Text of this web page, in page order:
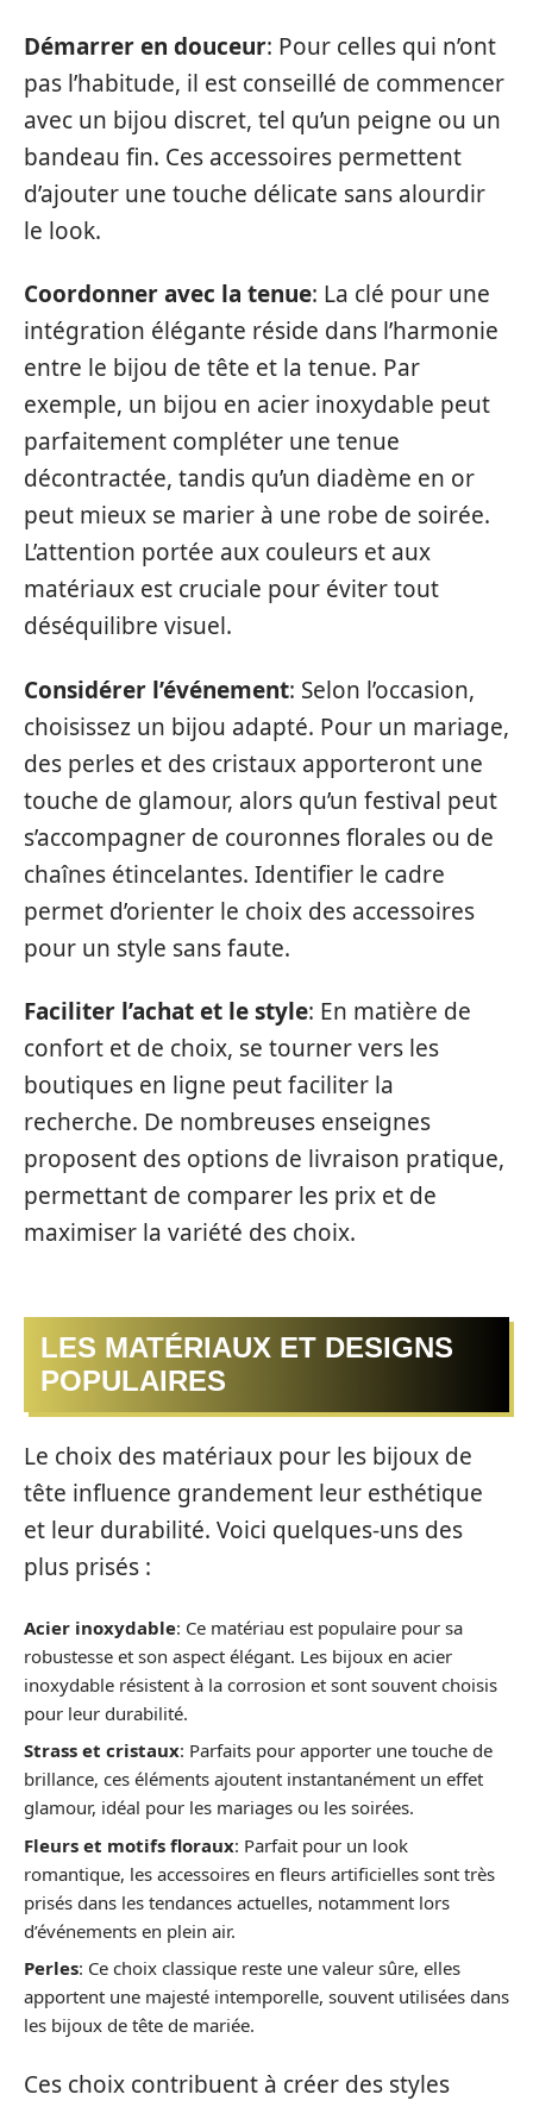
Démarrer en douceur: Pour celles qui n’ont
pas l’habitude, il est conseillé de commencer
avec un bijou discret, tel qu’un peigne ou un
bandeau fin. Ces accessoires permettent
d’ajouter une touche délicate sans alourdir
le look.
Coordonner avec la tenue: La clé pour une
intégration élégante réside dans l’harmonie
entre le bijou de tête et la tenue. Par
exemple, un bijou en acier inoxydable peut
parfaitement compléter une tenue
décontractée, tandis qu’un diadème en or
peut mieux se marier à une robe de soirée.
L’attention portée aux couleurs et aux
matériaux est cruciale pour éviter tout
déséquilibre visuel.
Considérer l’événement: Selon l’occasion,
choisissez un bijou adapté. Pour un mariage,
des perles et des cristaux apporteront une
touche de glamour, alors qu’un festival peut
s’accompagner de couronnes florales ou de
chaînes étincelantes. Identifier le cadre
permet d’orienter le choix des accessoires
pour un style sans faute.
Faciliter l’achat et le style: En matière de
confort et de choix, se tourner vers les
boutiques en ligne peut faciliter la
recherche. De nombreuses enseignes
proposent des options de livraison pratique,
permettant de comparer les prix et de
maximiser la variété des choix.
LES MATÉRIAUX ET DESIGNS
POPULAIRES
Le choix des matériaux pour les bijoux de
tête influence grandement leur esthétique
et leur durabilité. Voici quelques-uns des
plus prisés :
Acier inoxydable: Ce matériau est populaire pour sa
robustesse et son aspect élégant. Les bijoux en acier
inoxydable résistent à la corrosion et sont souvent choisis
pour leur durabilité.
Strass et cristaux: Parfaits pour apporter une touche de
brillance, ces éléments ajoutent instantanément un effet
glamour, idéal pour les mariages ou les soirées.
Fleurs et motifs floraux: Parfait pour un look
romantique, les accessoires en fleurs artificielles sont très
prisés dans les tendances actuelles, notamment lors
d’événements en plein air.
Perles: Ce choix classique reste une valeur sûre, elles
apportent une majesté intemporelle, souvent utilisées dans
les bijoux de tête de mariée.
Ces choix contribuent à créer des styles